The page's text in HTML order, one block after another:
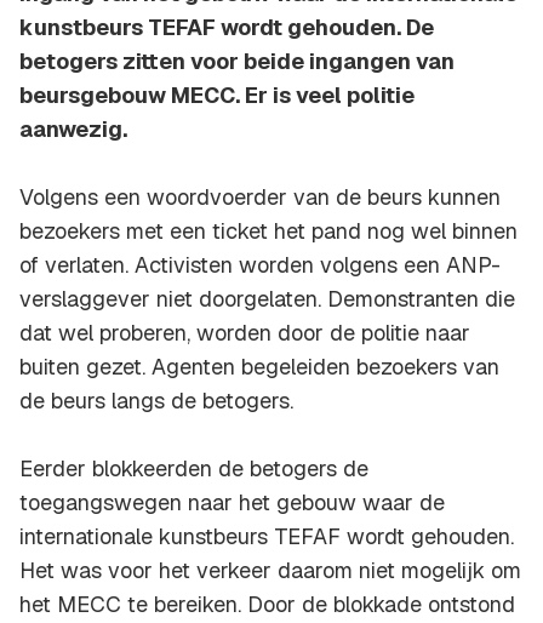
kunstbeurs TEFAF wordt gehouden. De
betogers zitten voor beide ingangen van
beursgebouw MECC. Er is veel politie
aanwezig.
Volgens een woordvoerder van de beurs kunnen
bezoekers met een ticket het pand nog wel binnen
of verlaten. Activisten worden volgens een ANP-
verslaggever niet doorgelaten. Demonstranten die
dat wel proberen, worden door de politie naar
buiten gezet. Agenten begeleiden bezoekers van
de beurs langs de betogers.
Eerder blokkeerden de betogers de
toegangswegen naar het gebouw waar de
internationale kunstbeurs TEFAF wordt gehouden.
Het was voor het verkeer daarom niet mogelijk om
het MECC te bereiken. Door de blokkade ontstond